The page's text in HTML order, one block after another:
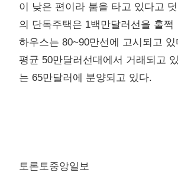
이 낮은 편이라 붐을 타고 있다고
의 단독주택은 1백만달러선을 훌쩍
하우스는 80~90만선에 고시되고
평균 50만달러선대에서 거래되고
는 65만달러에 분양되고 있다.
토론토중앙일보